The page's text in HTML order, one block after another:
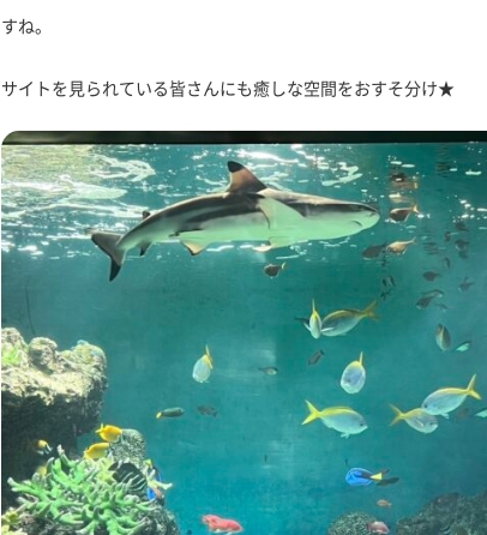
すね。
サイトを見られている皆さんにも癒しな空間をおすそ分け★